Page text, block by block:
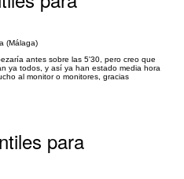
(Málaga)
antes sobre las 5'30, pero creo que
ya todos, y así ya han estado media hora
al monitor o monitores, gracias
para